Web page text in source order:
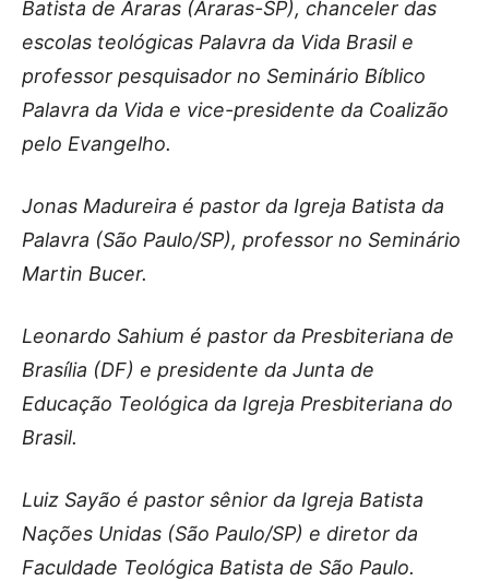
Batista de Araras (Araras-SP), chanceler das
escolas teológicas Palavra da Vida Brasil e
professor pesquisador no Seminário Bíblico
Palavra da Vida e vice-presidente da Coalizão
pelo Evangelho.
Jonas Madureira é pastor da Igreja Batista da
Palavra (São Paulo/SP), professor no Seminário
Martin Bucer.
Leonardo Sahium é pastor da Presbiteriana de
Brasília (DF) e presidente da Junta de
Educação Teológica da Igreja Presbiteriana do
Brasil.
Luiz Sayão é pastor sênior da Igreja Batista
Nações Unidas (São Paulo/SP) e diretor da
Faculdade Teológica Batista de São Paulo.